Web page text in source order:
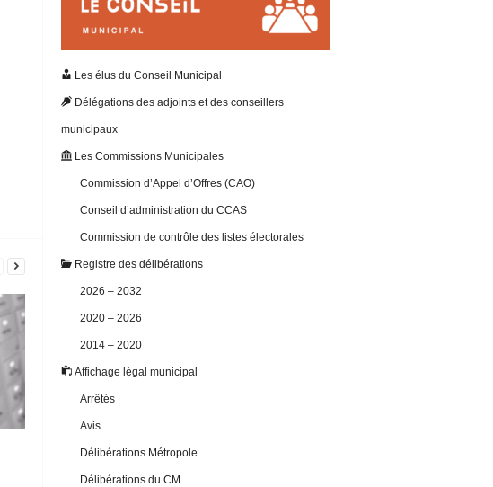
Les élus du Conseil Municipal
Délégations des adjoints et des conseillers
municipaux
Les Commissions Municipales
Commission d’Appel d’Offres (CAO)
Conseil d’administration du CCAS
Commission de contrôle des listes électorales
Registre des délibérations
2026 – 2032
2020 – 2026
2014 – 2020
Affichage légal municipal
Arrêtés
Avis
Délibérations Métropole
Délibérations du CM